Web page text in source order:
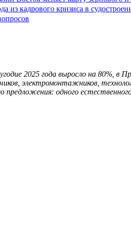
из кадрового кризиса в
2025 года выросло на 80%, в
электромонтажников,
одного